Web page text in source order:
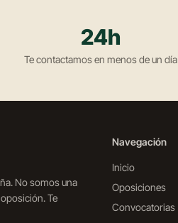
24h
Te contactamos en menos de un día
No somos una
Te
Navegación
Inicio
Oposiciones
Convocatorias